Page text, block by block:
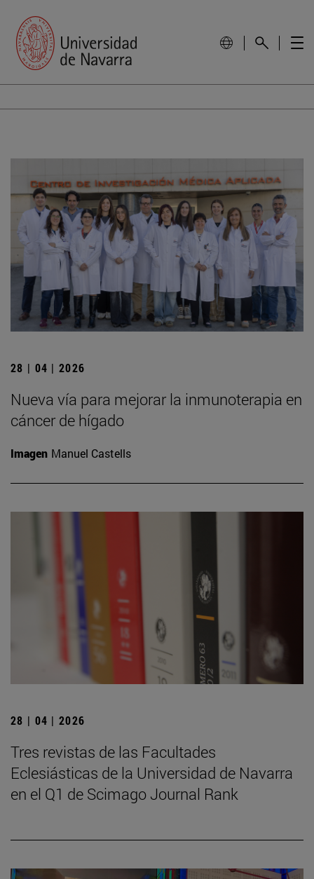
28 | 04 | 2026
Nueva vía para mejorar la inmunoterapia en
cáncer de hígado
Imagen Manuel Castells
28 | 04 | 2026
Tres revistas de las Facultades
Eclesiásticas de la Universidad de Navarra
en el Q1 de Scimago Journal Rank